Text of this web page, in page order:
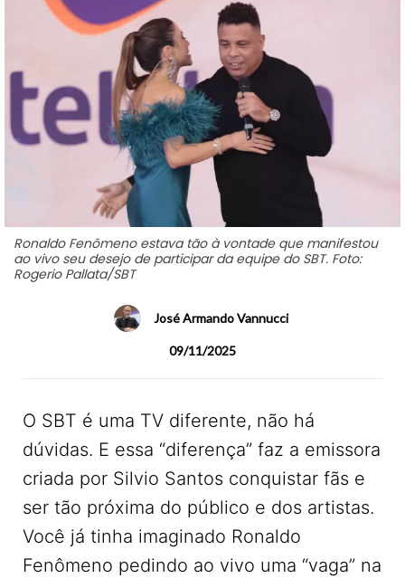
Ronaldo Fenômeno estava tão à vontade que manifestou
ao vivo seu desejo de participar da equipe do SBT. Foto:
Rogerio Pallata/SBT
José Armando Vannucci
09/11/2025
O SBT é uma TV diferente, não há
dúvidas. E essa “diferença” faz a emissora
criada por Silvio Santos conquistar fãs e
ser tão próxima do público e dos artistas.
Você já tinha imaginado Ronaldo
Fenômeno pedindo ao vivo uma “vaga” na